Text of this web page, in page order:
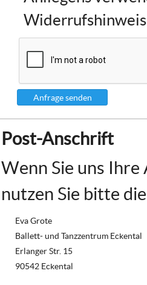
Anfrage senden
Post-Anschrift
Wenn Sie uns
nutzen Sie bitte
Eva Grote
Ballett- und Tanzzentrum Eckental
Erlanger Str. 15
90542 Eckental